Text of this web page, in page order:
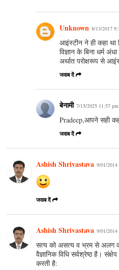
Unknown 8/13/2017
आइंस्टीन ने ही कहा था
विज्ञान के बिना धर्म
अर्थात परोक्षरूप से
जवाब दें
बेनामी 7/15/2025 11:57 pm
Pradeep,आपने सही
जवाब दें
Ashish Shrivastava 9/01/2014
जवाब दें
Ashish Shrivastava 9/01/2014
सत्य को असत्य व भ्रम से अलग
वैज्ञानिक विधि सर्वश्रेष्ठ है।
करती है: